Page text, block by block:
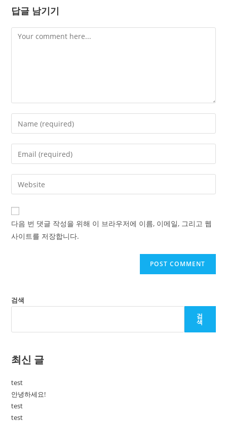
답글 남기기
Comment
Enter
your
name
comment
Enter
your
email
address
comment
Enter
your
website
URL
(optional)
다음 번 댓글 작성을 위해 이 브라우저에 이름, 이메일, 그리고 웹
사이트를 저장합니다.
검색
검
색
최신 글
test
안녕하세요!
test
test